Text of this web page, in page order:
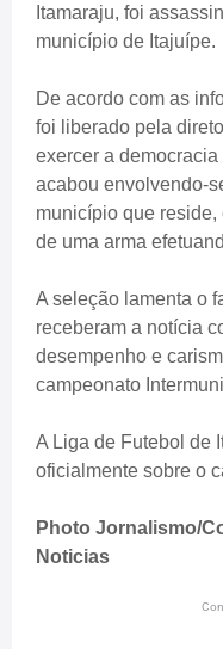
Itamaraju, foi
município de Itajuípe.
De acordo com as
foi liberado pela
exercer a
acabou envolvendo-
município que
de uma arma
A seleção lamenta o
receberam a notícia
desempenho e
campeonato
A Liga de Futebol de
oficialmente sobre o
Photo Jornalismo/
Noticias